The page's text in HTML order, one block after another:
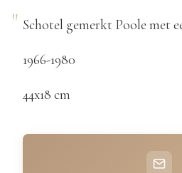
Schotel gemerkt Poole met
1966-1980
44x18 cm